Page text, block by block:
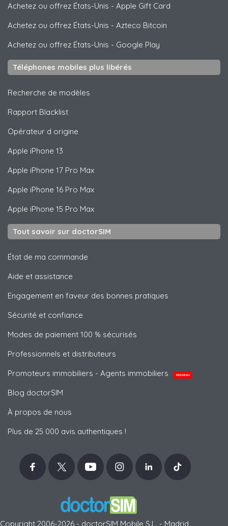
Achetez ou offrez États-Unis - Apple Gift Card
Achetez ou offrez États-Unis - Azteco Bitcoin
Achetez ou offrez États-Unis - Google Play
Téléphones mobiles plus libérés
Recherche de modèles
Rapport Blacklist
Opérateur d origine
Apple iPhone 13
Apple iPhone 17 Pro Max
Apple iPhone 16 Pro Max
Apple iPhone 15 Pro Max
Tout savoir sur doctorSIM
État de ma commande
Aide et assistance
Engagement en faveur des bonnes pratiques
Sécurité et confiance
Modes de paiement 100 % sécurisés
Professionnels et distributeurs
Promoteurs immobiliers - Agents immobiliers
NOUVEAU
Blog doctorSIM
À propos de nous
Plus de 25 000 avis authentiques !
Copyright 2006-2026 - doctorSIM Mobile S.L. - Madrid,